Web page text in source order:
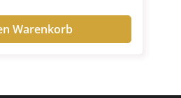
können
flexibel und unabhängig
Ort.Das Gerät eignet
Warenkorb